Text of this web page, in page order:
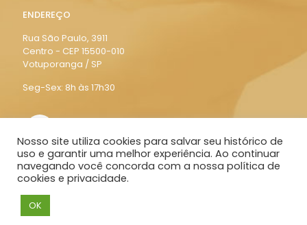
ENDEREÇO
Rua São Paulo, 3911
Centro - CEP 15500-010
Votuporanga / SP
Seg-Sex: 8h às 17h30
© 2021 Planfamília - Todos os direitos reservados.
Nosso site utiliza cookies para salvar seu histórico de
uso e garantir uma melhor experiência. Ao continuar
navegando você concorda com a nossa política de
cookies e privacidade.
OK